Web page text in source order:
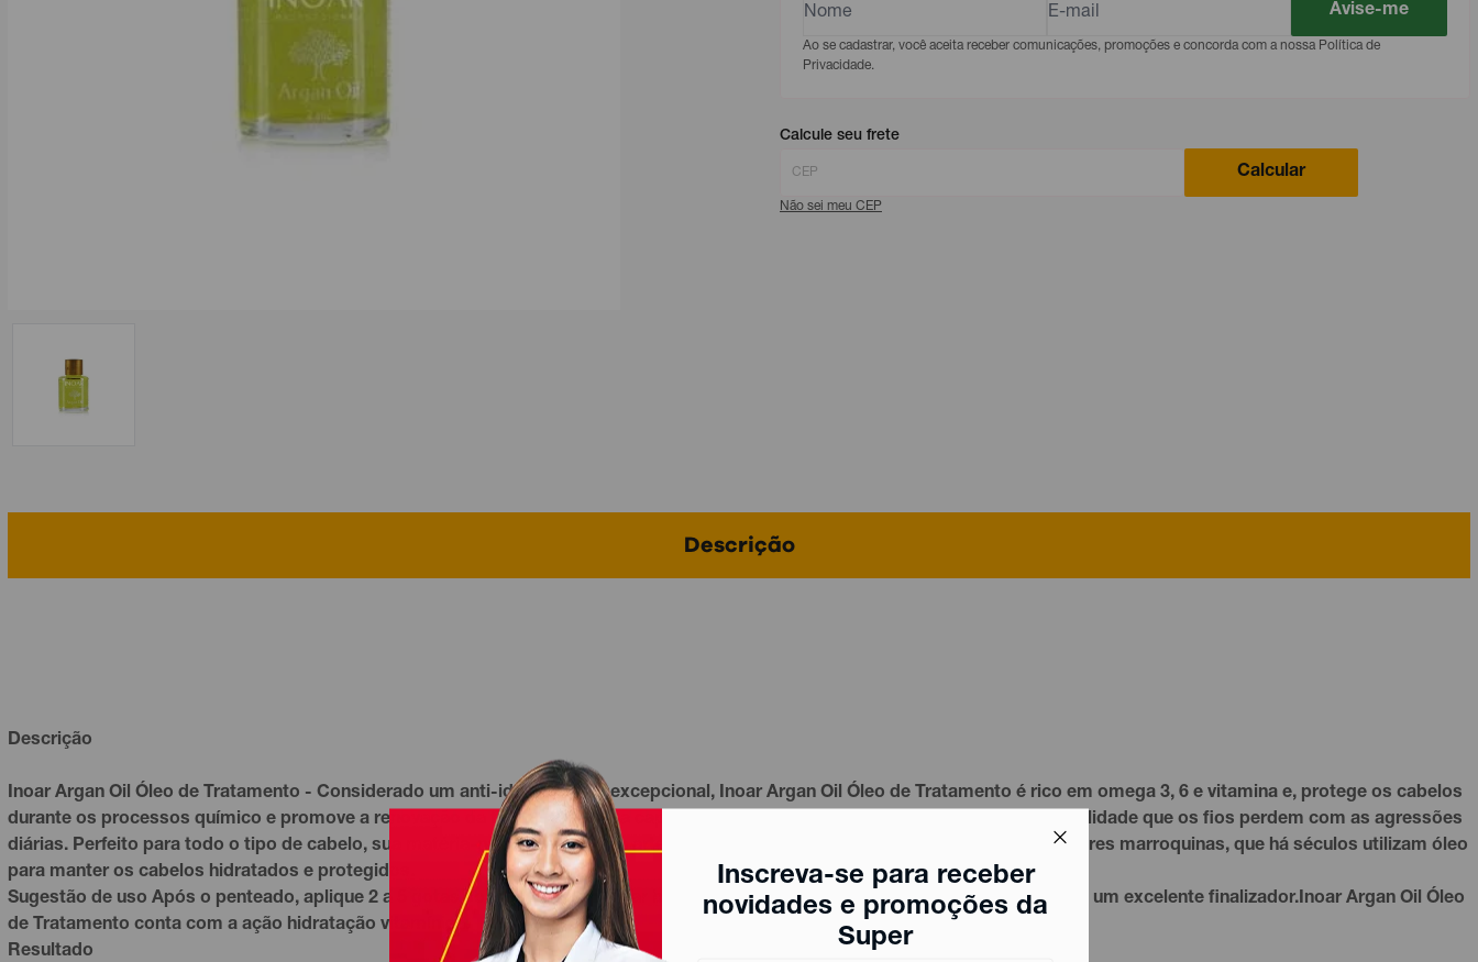
Inscreva-se para receber
novidades e promoções da
Super
Avise-me
Ao se cadastrar, você aceita receber comunicações, promoções e concorda com a nossa Política de
Privacidade.
Calcule seu frete
Calcular
Não sei meu CEP
Descrição
Descrição
Inoar Argan Oil Óleo de Tratamento - Considerado um anti-idadenatural excepcional, Inoar Argan Oil Óleo de Tratamento é rico em omega 3, 6 e vitamina e, protege os cabelos
durante os processos químico e promove a renovação da fibra. Possui alta capacidade lubrificante, que devolve o brilho e a flexibilidade que os fios perdem com as agressões
diárias. Perfeito para todo o tipo de cabelo, sua matéria-prima é produzida artesanalmente por cooperativa sustentáveis de mulheres marroquinas, que há séculos utilizam óleo
para manter os cabelos hidratados e protegidos.
Sugestão de uso Após o penteado, aplique 2 a 5 gotas sobre os fios para dar brilho, tirar o frizz e protegê-los da umidade.Além de um excelente finalizador.Inoar Argan Oil Óleo
de Tratamento conta com a ação hidratação vitamínica.
Resultado